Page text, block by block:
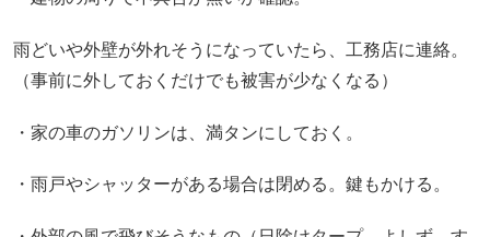
雨どいや外壁が外れそうになっていたら、工務店に連絡。
（事前に外しておくだけでも被害が少なくなる）
・家の車のガソリンは、満タンにしておく。
・雨戸やシャッターがある場合は閉める。鍵もかける。